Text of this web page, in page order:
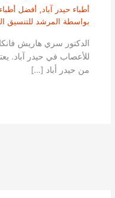
أطباء حيدر آباد , أفضل أطباء
بواسطة المرشد للتنسيق
الدكتور سري هاريش
للأعصاب في حيدر آباد.
من حيدر أباد […]